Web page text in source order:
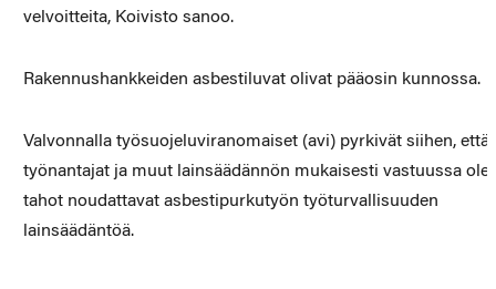
velvoitteita, Koivisto sanoo.
Rakennushankkeiden asbestiluvat olivat pääosin kunnossa.
Valvonnalla työsuojeluviranomaiset (avi) pyrkivät siihen, että
työnantajat ja muut lainsäädännön mukaisesti vastuussa
tahot noudattavat asbestipurkutyön työturvallisuuden
lainsäädäntöä.